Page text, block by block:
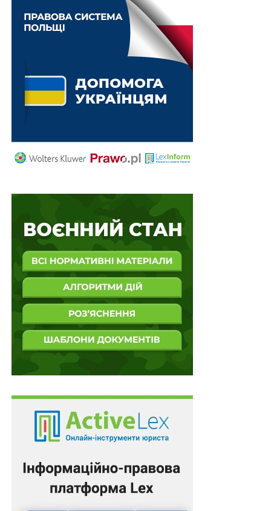
(за наявності) особи, відповідальної за надання
повідомлення, зазначеного вище, і подальше
спілкування з представниками компетентного органу
щодо інформації, яка міститься в повідомленні.
Читайте також:Зміни до Переліку наркотичних
засобів, психотропних речовин і прекурсорів не
є змінами до закону про кримінальну
подає зразок етикетки (стікера) фасованої дієтичної
території держави – члена Європейського Союзу або
Європейської асоціації вільної торгівлі, що є
стороною Угоди про Європейську економічну зону, в
якій законодавством визначено вимогу щодо
отримання реєстрації/дозволу та/або надсилання
повідомлень про введення в обіг/розміщення на
ринку дієтичних добавок, до повідомлення також
додаються відомості про компетентний орган, що був
повідомлений про введення в обіг/розміщення на
ринку або дозволив введення в обіг/розміщення на
ринку дієтичної добавки на території відповідної
держави, та копія такого повідомлення та/або
Повідомлення надсилається до компетентного органу
вимог Закону України
ідентифікацію та електронні довірчі послуги»